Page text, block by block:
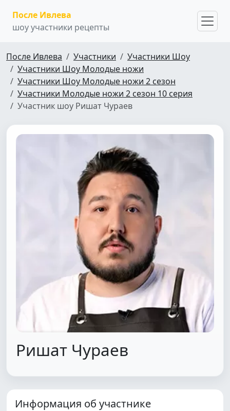
После Ивлева
шоу участники рецепты
После Ивлева Участники
Участники Шоу
Участники Шоу Молодые ножи
Участники Шоу Молодые ножи 2 сезон
Участники Молодые ножи 2 сезон 10 серия
Участник шоу Ришат Чураев
Ришат Чураев
Информация об участнике